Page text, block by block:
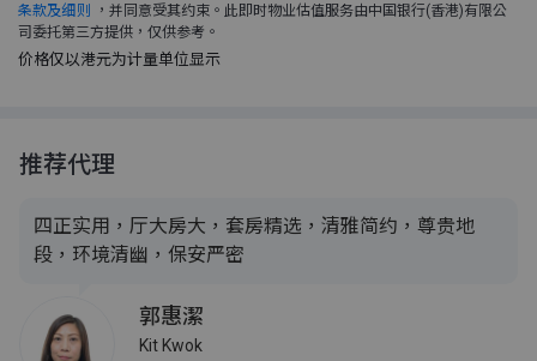
条款及细则
，并同意受其约束。此即时物业估值服务由中国银行(香港)有限公
司委托第三方提供，仅供参考。
价格仅以港元为计量单位显示
推荐代理
四正实用，厅大房大，套房精选，清雅简约，尊贵地
段，环境清幽，保安严密
郭惠潔
Kit Kwok